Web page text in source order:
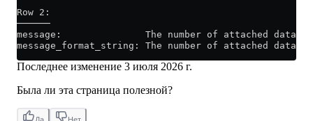
Row 2:
──────
message:               The number of attached
message_format_string: The number of attached
Последнее изменение 3 июля 2026 г.
Была ли эта страница полезной?